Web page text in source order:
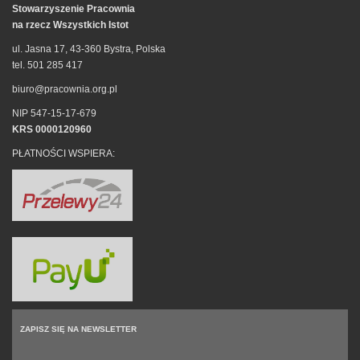
Stowarzyszenie Pracownia
na rzecz Wszystkich Istot
ul. Jasna 17, 43-360 Bystra, Polska
tel. 501 285 417
biuro@pracownia.org.pl
NIP 547-15-17-679
KRS 0000120960
PŁATNOŚCI WSPIERA:
ZAPISZ SIĘ NA NEWSLETTER